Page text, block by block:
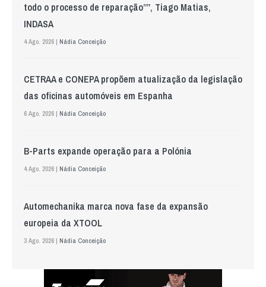
todo o processo de reparação””, Tiago Matias,
INDASA
4 Ago. 2026 | Nádia Conceição
CETRAA e CONEPA propõem atualização da legislação
das oficinas automóveis em Espanha
6 Ago. 2026 | Nádia Conceição
B-Parts expande operação para a Polónia
4 Ago. 2026 | Nádia Conceição
Automechanika marca nova fase da expansão
europeia da XTOOL
3 Ago. 2026 | Nádia Conceição